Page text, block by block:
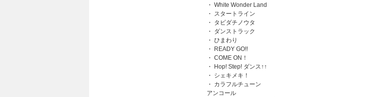
・ White Wonder Land
・ スタートライン
・ タビダチノウタ
・ ダンストラック
・ ひまわり
・ READY GO!!
・ COME ON！
・ Hop! Step! ダンス↑↑
・ シェキメキ！
・ カラフルチューン
アンコール